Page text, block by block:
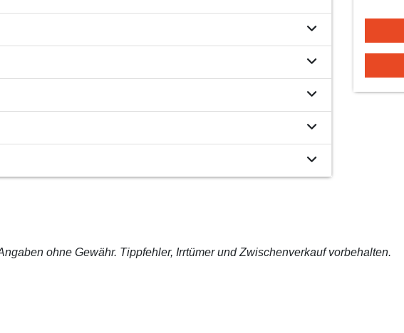
ohne Gewähr. Tippfehler, Irrtümer und Zwischenverkauf vorbehalten.